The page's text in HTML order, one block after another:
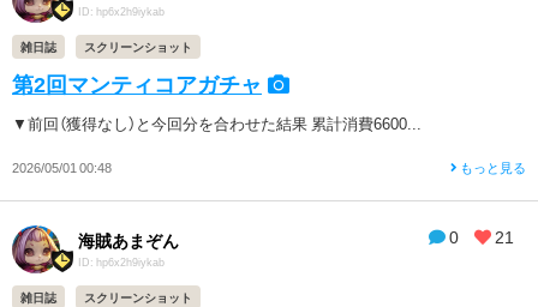
ID: hp6x2h9iykab
雑日誌 スクリーンショット
第2回マンティコアガチャ
▼前回（獲得なし）と今回分を合わせた結果 累計消費6600...
2026/05/01 00:48 もっと見る
0 21
海賊あまぞん
ID: hp6x2h9iykab
雑日誌 スクリーンショット